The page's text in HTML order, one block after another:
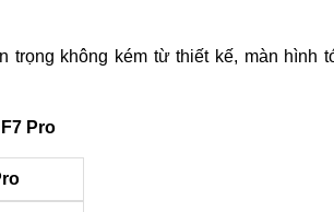
trọng không kém từ thiết kế, màn hình
Pro